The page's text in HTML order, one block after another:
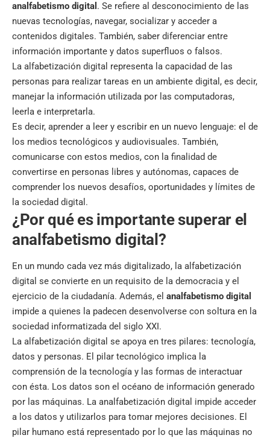
analfabetismo digital . Se refiere al desconocimiento de las
nuevas tecnologías, navegar, socializar y acceder a
contenidos digitales. También, saber diferenciar entre
información importante y datos superfluos o falsos.
La alfabetización digital representa la capacidad de las
personas para realizar tareas en un ambiente digital, es decir,
manejar la información utilizada por las computadoras,
leerla e interpretarla.
Es decir, aprender a leer y escribir en un nuevo lenguaje: el de
los medios tecnológicos y audiovisuales. También,
comunicarse con estos medios, con la finalidad de
convertirse en personas libres y autónomas, capaces de
comprender los nuevos desafíos, oportunidades y límites de
la sociedad digital.
¿Por qué es importante superar el
analfabetismo digital?
En un mundo cada vez más digitalizado, la alfabetización
digital se convierte en un requisito de la democracia y el
ejercicio de la ciudadanía. Además, el analfabetismo digital
impide a quienes la padecen desenvolverse con soltura en la
sociedad informatizada del siglo XXI.
La alfabetización digital se apoya en tres pilares: tecnología,
datos y personas. El pilar tecnológico implica la
comprensión de la tecnología y las formas de interactuar
con ésta. Los datos son el océano de información generado
por las máquinas. La analfabetización digital impide acceder
a los datos y utilizarlos para tomar mejores decisiones. El
pilar humano está representado por lo que las máquinas no